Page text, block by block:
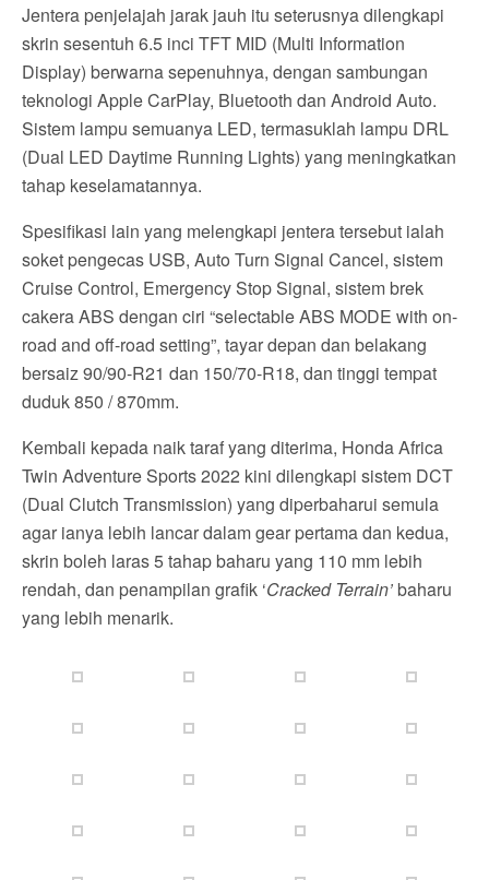
Jentera penjelajah jarak jauh itu seterusnya dilengkapi
skrin sesentuh 6.5 inci TFT MID (Multi Information
Display) berwarna sepenuhnya, dengan sambungan
teknologi Apple CarPlay, Bluetooth dan Android Auto.
Sistem lampu semuanya LED, termasuklah lampu DRL
(Dual LED Daytime Running Lights) yang meningkatkan
tahap keselamatannya.
Spesifikasi lain yang melengkapi jentera tersebut ialah
soket pengecas USB, Auto Turn Signal Cancel, sistem
Cruise Control, Emergency Stop Signal, sistem brek
cakera ABS dengan ciri “selectable ABS MODE with on-
road and off-road setting”, tayar depan dan belakang
bersaiz 90/90-R21 dan 150/70-R18, dan tinggi tempat
duduk 850 / 870mm.
Kembali kepada naik taraf yang diterima, Honda Africa
Twin Adventure Sports 2022 kini dilengkapi sistem DCT
(Dual Clutch Transmission) yang diperbaharui semula
agar ianya lebih lancar dalam gear pertama dan kedua,
skrin boleh laras 5 tahap baharu yang 110 mm lebih
rendah, dan penampilan grafik ‘Cracked Terrain’baharu
yang lebih menarik.